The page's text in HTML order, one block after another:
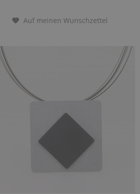
Auf meinen Wunschzettel